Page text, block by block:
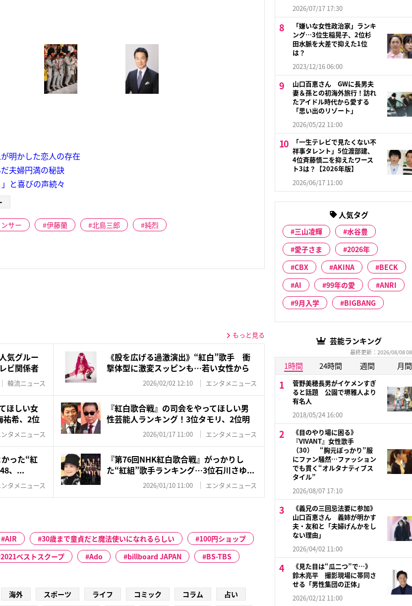
明かした恋人の存在
夫婦円満の秘訣
と喜びの声続々
サー 伊藤蘭 北島三郎 純烈
もっと見る
気グルー
ビ関係者
韓流ニュース
《股を広げる過激演出》“紅白”歌手 衝
撃体型に激変スッピンも…若い女性から
2026/02/02 12:10 エンタメニュース
ほしい女
祐希、2位
タメニュース
『紅白歌合戦』の司会をやってほしい男
性芸能人ランキング！3位タモリ、2位明
2026/01/17 11:00 エンタメニュース
った“紅
、...
ンタメニュース
『第76回NHK紅白歌合戦』がっかりし
た“紅組”歌手ランキング…3位石川さゆ...
2026/01/10 11:00 エンタメニュース
AIR 30歳まで童貞だと魔法使いになれるらしい
100円ショップ
2021ベストスクープ Ado billboard JAPAN BS-TBS
海外 スポーツ ライフ コミック コラム
占い
2026/07/17 17:30
「嫌いな女性政治家」ランキ
ング…3位生稲晃子、2位杉
田水脈を大差で抑えた1位
は？
2023/12/16 06:00
山口百恵さん GWに長男夫
妻＆孫との初海外旅行！訪れ
たアイドル時代から愛する
「思い出のリゾート」
2026/05/22 11:00
「一生テレビで見たくない不
祥事タレント」5位渡部建、
4位斉藤慎二を抑えたワース
ト3は？【2026年版】
2026/06/17 11:00
人気タグ
三山凌輝
水谷豊
愛子さま
2026年
CBX
AKINA
BECK
AI
99年の愛
ANRI
9月入学
BIGBANG
芸能ランキング
最終更新：2026/08/08
1時間 24時間 週間 月間
菅野美穂長男がイケメンすぎ
ると話題 公園で堺雅人より
有名人
2018/05/24 16:00
《目のやり場に困る》
『VIVANT』女性歌手
（30） “胸元ぽっかり”服
にファン騒然…ファッション
でも貫く“オルタナティブス
タイル”
2026/08/07 17:10
《義兄の三回忌法要に参加》
山口百恵さん 義姉が明かす
夫・友和と「夫婦げんかをし
ない理由」
2026/04/02 11:00
《見た目は“瓜二つ”で…》
鈴木亮平 撮影現場に帯同さ
せる「男性集団の正体」
2026/02/12 11:00